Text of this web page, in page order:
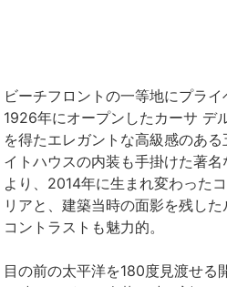
ビーチフロントの一等地にプラ
1926年にオープンしたカーサ デ
を得たエレガントな高級感のあ
イトハウスの内装も手掛けた著
より、2014年に生まれ変わった
リアと、建築当時の面影を残し
コントラストも魅力的。
目の前の太平洋を180度見渡せる